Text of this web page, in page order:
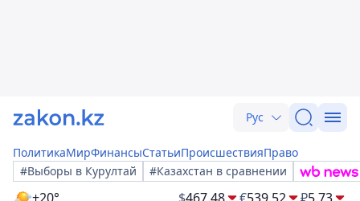
Рус
ПолитикаМирФинансыСтатьиПроисшествияПраво
#Выборы в Курултай
#Казахстан в сравнении